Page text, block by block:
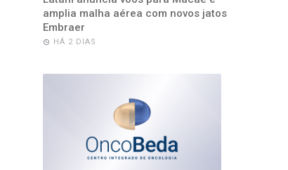
amplia malha aérea com novos jatos
Embraer
HÁ 2 DIAS